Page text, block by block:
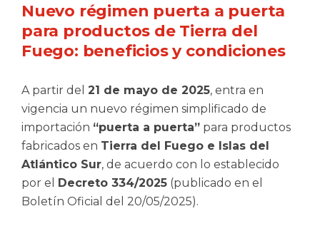
Nuevo régimen puerta a puerta
para productos de Tierra del
Fuego: beneficios y condiciones
A partir del 21 de mayo de 2025, entra en
vigencia un nuevo régimen simplificado de
importación “puerta a puerta” para productos
fabricados en Tierra del Fuego e Islas del
Atlántico Sur, de acuerdo con lo establecido
por el Decreto 334/2025 (publicado en el
Boletín Oficial del 20/05/2025).